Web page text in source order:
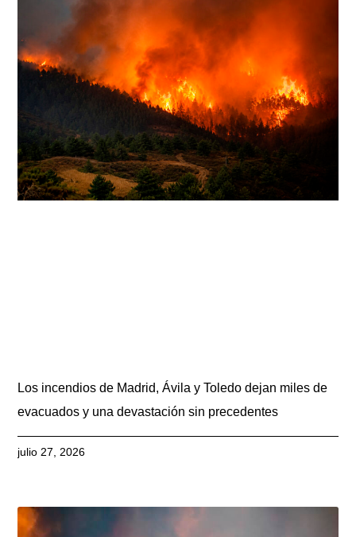
Los incendios de Madrid, Ávila y Toledo dejan miles de
evacuados y una devastación sin precedentes
julio 27, 2026